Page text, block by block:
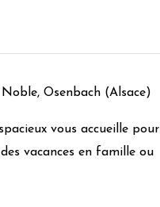
Osenbach (Alsace)
vous accueille pour
vacances en famille ou